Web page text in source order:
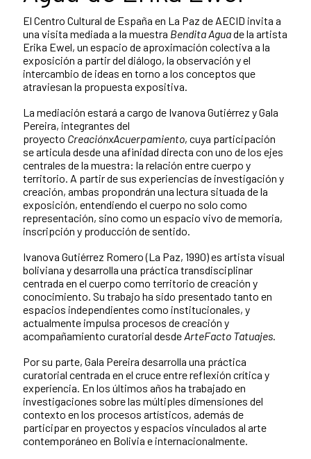
El Centro Cultural de España en La Paz de AECID invita a
una visita mediada a la muestra Bendita Aguade la artista
Erika Ewel, un espacio de aproximación colectiva a la
exposición a partir del diálogo, la observación y el
intercambio de ideas en torno a los conceptos que
atraviesan la propuesta expositiva.
La mediación estará a cargo de Ivanova Gutiérrez y Gala
Pereira, integrantes del
proyecto CreaciónxAcuerpamiento, cuya participación
se articula desde una afinidad directa con uno de los ejes
centrales de la muestra: la relación entre cuerpo y
territorio. A partir de sus experiencias de investigación y
creación, ambas propondrán una lectura situada de la
exposición, entendiendo el cuerpo no solo como
representación, sino como un espacio vivo de memoria,
inscripción y producción de sentido.
Ivanova Gutiérrez Romero (La Paz, 1990) es artista visual
boliviana y desarrolla una práctica transdisciplinar
centrada en el cuerpo como territorio de creación y
conocimiento. Su trabajo ha sido presentado tanto en
espacios independientes como institucionales, y
actualmente impulsa procesos de creación y
acompañamiento curatorial desdeArteFacto Tatuajes.
Por su parte, Gala Pereira desarrolla una práctica
curatorial centrada en el cruce entre reflexión crítica y
experiencia. En los últimos años ha trabajado en
investigaciones sobre las múltiples dimensiones del
contexto en los procesos artísticos, además de
participar en proyectos y espacios vinculados al arte
contemporáneo en Bolivia e internacionalmente.